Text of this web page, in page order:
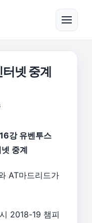
메뉴
넷 중계
강 유벤투스
중계
AT마드리드가
2018-19 챔피